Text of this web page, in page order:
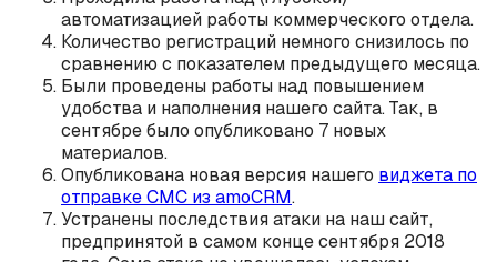
автоматизацией работы коммерческого отдела.
Количество регистраций немного снизилось по
сравнению с показателем предыдущего месяца.
Были проведены работы над повышением
удобства и наполнения нашего сайта. Так, в
сентябре было опубликовано 7 новых
материалов.
Опубликована новая версия нашего виджета по
отправке СМС из amoCRM.
Устранены последствия атаки на наш сайт,
предпринятой в самом конце сентября 2018